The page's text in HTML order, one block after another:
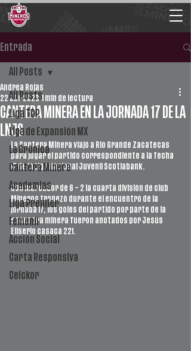
Entrada
All Posts
Liga TDP
Liga de Expansión MX
La Crónica
Cantera Minera
Academias
Liga Premier
Femenil
Acción Social
Carta Responsiva
Ceickor
All Posts
CANTERA MINERA EN LA JORNADA 17 DE LA
LNJS
Andrea Rojas
22 abr 2023 1 min de lectura
La Cantera Minera viajó a Rio Grande Zacatecas
para jugar el partido correspondiente a la fecha
17 de la Liga Nacional Juvenil Scotiabank.
Con marcador de 6 – 2 la cuarta división de club
Mineros tropezó durante el encuentro de la
jornada 17, los goles del partido por parte de la
escuadra minera fueron anotados por Jesús
Eliserio casaca 221.